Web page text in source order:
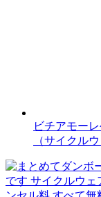
ビチアモー
（サイクル